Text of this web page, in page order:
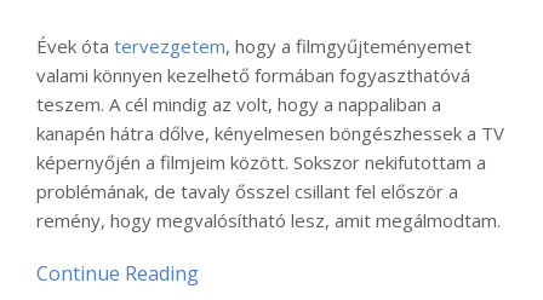
Évek óta tervezgetem, hogy a filmgyűjteményemet
valami könnyen kezelhető formában fogyaszthatóvá
teszem. A cél mindig az volt, hogy a nappaliban a
kanapén hátra dőlve, kényelmesen böngészhessek a TV
képernyőjén a filmjeim között. Sokszor nekifutottam a
problémának, de tavaly ősszel csillant fel először a
remény, hogy megvalósítható lesz, amit megálmodtam.
Continue Reading